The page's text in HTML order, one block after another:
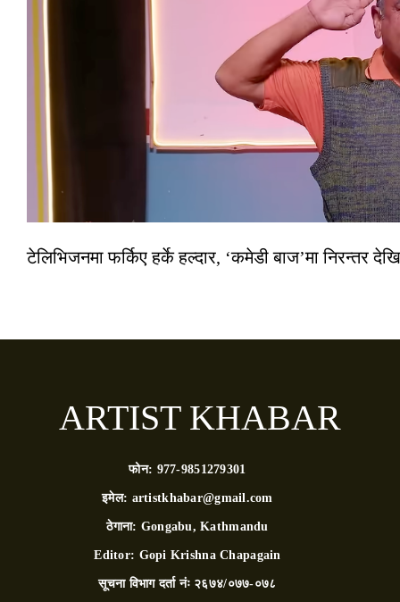
टेलिभिजनमा फर्किए हर्के हल्दार, ‘कमेडी बाज’मा निरन्तर
ARTIST KHABAR
फोन: 977-9851279301
इमेल: artistkhabar@gmail.com
ठेगाना: Gongabu, Kathmandu
Editor: Gopi Krishna Chapagain
सूचना विभाग दर्ता नंः २६७४/०७७-०७८